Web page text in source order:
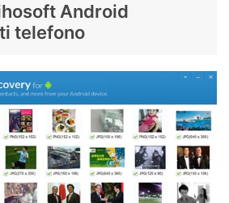
Android
telefono